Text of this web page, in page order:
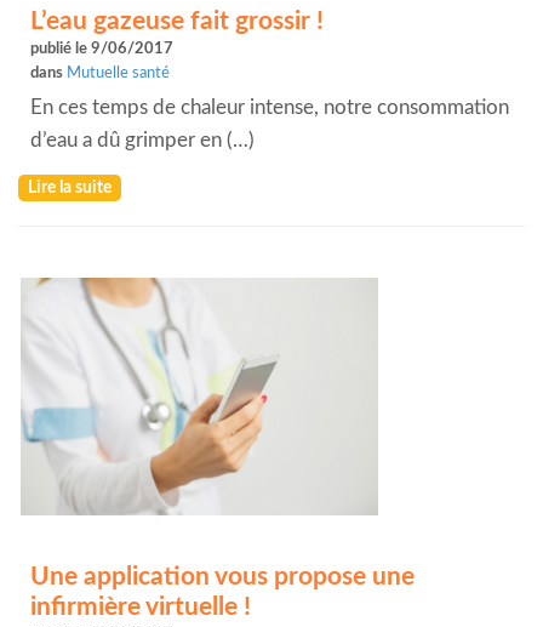
L’eau gazeuse fait grossir !
publié le 9/06/2017
dans Mutuelle santé
En ces temps de chaleur intense, notre consommation
d’eau a dû grimper en (…)
Lire la suite
Une application vous propose une
infirmière virtuelle !